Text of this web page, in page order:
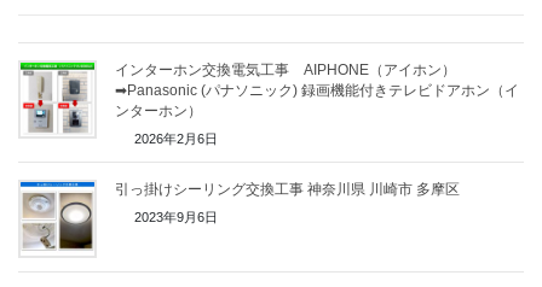
インターホン交換電気工事 AIPHONE（アイホン）
➡Panasonic (パナソニック) 録画機能付きテレビドアホン（イ
ンターホン）
2026年2月6日
引っ掛けシーリング交換工事 神奈川県 川崎市 多摩区
2023年9月6日